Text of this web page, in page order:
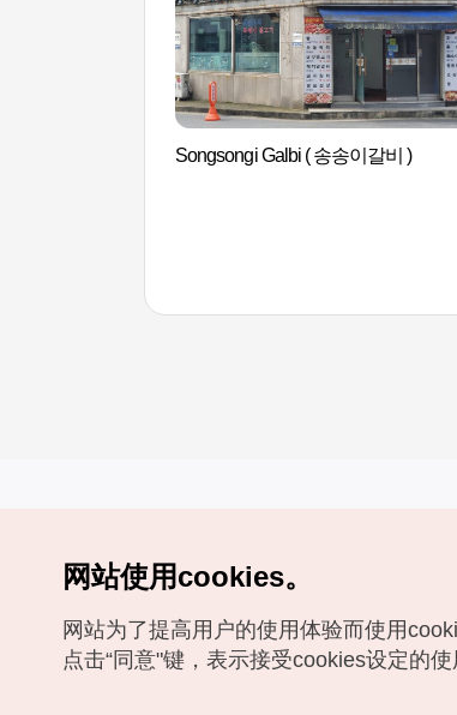
Songsongi Galbi ( 송송이갈비 )
如有相关疑问或建议，欢迎来信。VISITKOREA官方
chnsim@knto.or.kr
网站使用cookies。
网站为了提高用户的使用体验而使用
点击“同意"键，表示接受cookies设定的使